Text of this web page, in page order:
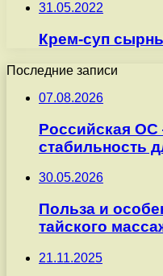
31.05.2022
Крем-суп
Последние записи
07.08.2026
Российская ОС
стабильность
30.05.2026
Польза и
тайского
21.11.2025